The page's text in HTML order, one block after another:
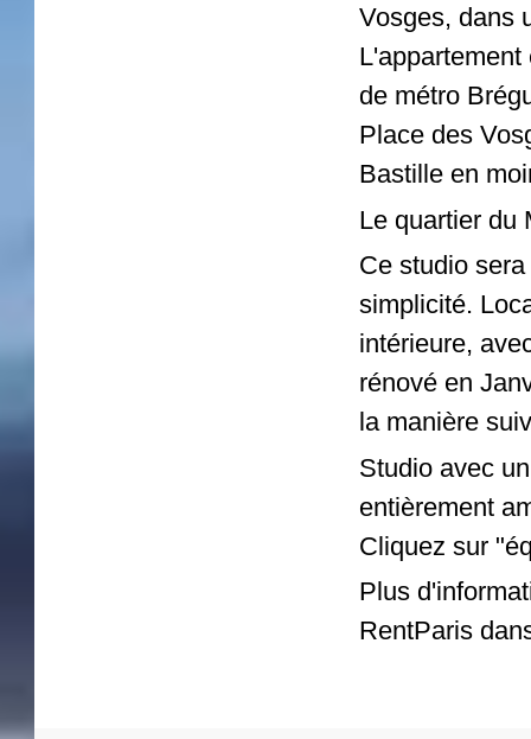
Vosges, dans
de métro
Place des
Bastille en
Le quartier du
Ce studio
simplicité.
intérieure,
rénové en
la manière
Studio avec
entièrement
Cliquez sur
Plus
RentParis